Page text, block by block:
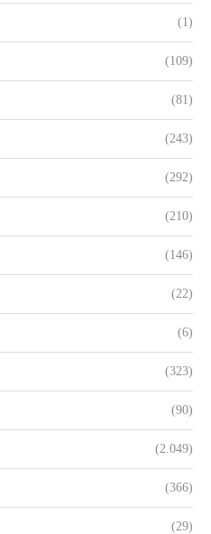
(1)
(109)
(81)
(243)
(292)
(210)
(146)
(22)
(6)
(323)
(90)
(2.049)
(366)
(29)